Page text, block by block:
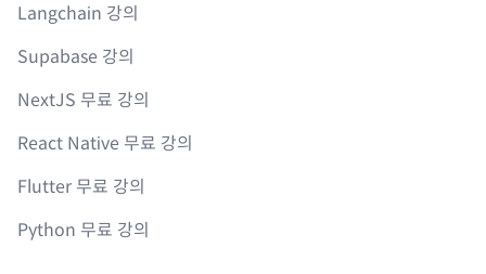
Langchain 강의
Supabase 강의
NextJS 무료 강의
React Native 무료 강의
Flutter 무료 강의
Python 무료 강의